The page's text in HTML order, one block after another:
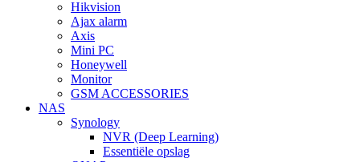
Hikvision
Ajax alarm
Axis
Mini PC
Honeywell
Monitor
GSM ACCESSORIES
NAS
Synology
NVR (Deep Learning)
Essentiële opslag